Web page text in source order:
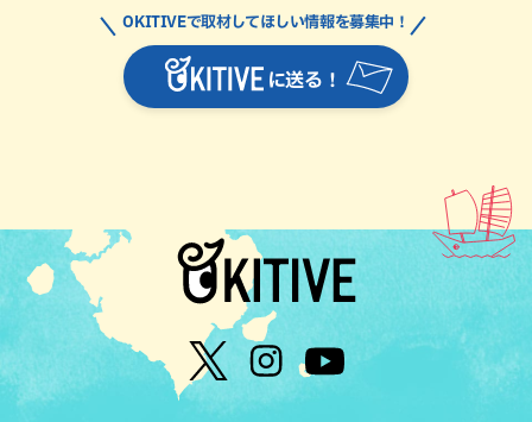
に送る！
OKITIVEで取材してほしい情報を募集中！